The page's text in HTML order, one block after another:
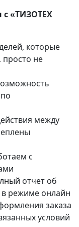
с «ТИЗОТЕХ
которые
не
между
с
отчет об
режиме онлайн
заказа
условий